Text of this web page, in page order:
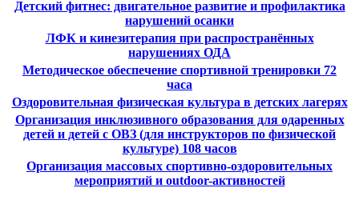
Детский фитнес: двигательное развитие и профилактика
нарушений осанки
ЛФК и кинезитерапия при распространённых
нарушениях ОДА
Методическое обеспечение спортивной тренировки 72
часа
Оздоровительная физическая культура в детских лагерях
Организация инклюзивного образования для одаренных
детей и детей с ОВЗ (для инструкторов по физической
культуре) 108 часов
Организация массовых спортивно-оздоровительных
мероприятий и outdoor-активностей